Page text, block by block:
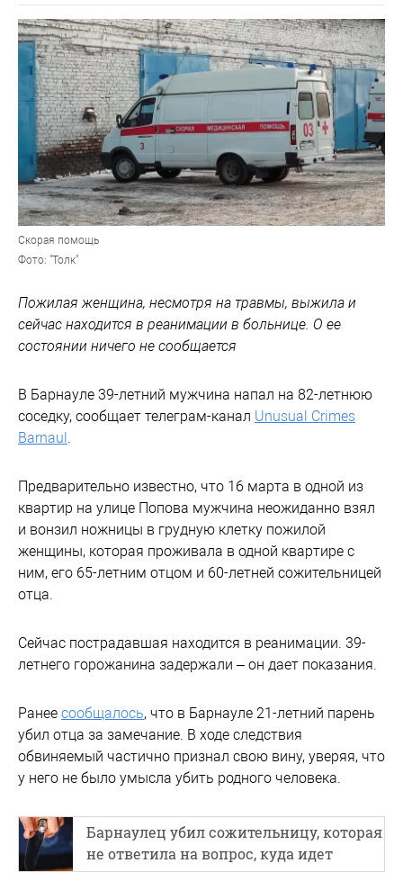
Скорая помощь
Фото: "Толк"
Пожилая женщина, несмотря на травмы, выжила и
сейчас находится в реанимации в больнице. О ее
состоянии ничего не сообщается
В Барнауле 39-летний мужчина напал на 82-летнюю
соседку, сообщает телеграм-канал Unusual Crimes
Barnaul
Предварительно известно, что 16 марта в одной из
квартир на улице Попова мужчина неожиданно взял
и вонзил ножницы в грудную клетку пожилой
женщины, которая проживала в одной квартире с
ним, его 65-летним отцом и 60-летней сожительницей
отца.
Сейчас пострадавшая находится в реанимации. 39-
летнего горожанина задержали – он дает показания.
Ранее сообщалось, что в Барнауле 21-летний парень
убил отца за замечание. В ходе следствия
обвиняемый частично признал свою вину, уверяя, что
у него не было умысла убить родного человека.
Барнаулец убил сожительницу, которая
не ответила на вопрос, куда идет